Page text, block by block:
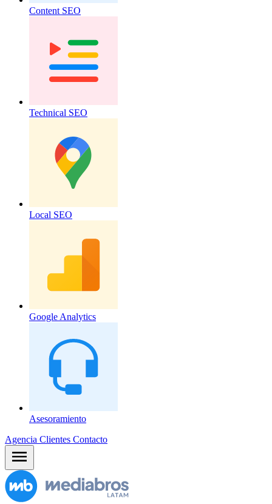
Content SEO
Technical SEO
Local SEO
Google Analytics
Asesoramiento
Agencia Clientes Contacto